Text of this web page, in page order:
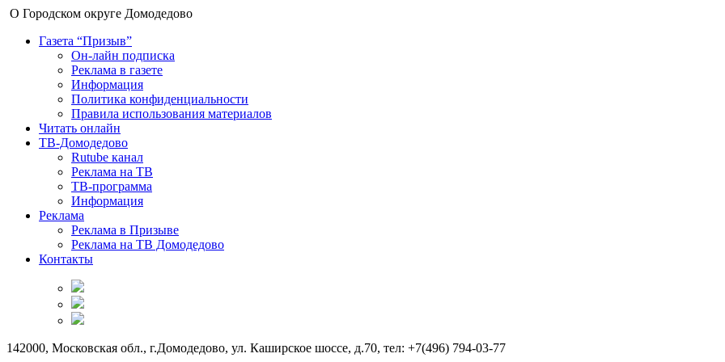
О Городском округе Домодедово
Газета “Призыв”
Он-лайн подписка
Реклама в газете
Информация
Политика конфиденциальности
Правила использования материалов
Читать онлайн
ТВ-Домодедово
Rutube канал
Реклама на ТВ
ТВ-программа
Информация
Реклама
Реклама в Призыве
Реклама на ТВ Домодедово
Контакты
142000, Московская обл., г.Домодедово, ул. Каширское шоссе, д.70, тел: +7(496) 794-03-77